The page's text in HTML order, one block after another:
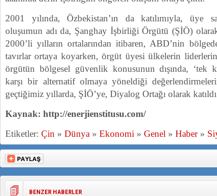
2001 yılında, Özbekistan’ın da katılımıyla, üye
oluşumun adı da, Şanghay İşbirliği Örgütü (ŞİÖ)
2000’li yılların ortalarından itibaren, ABD’nin
tavırlar ortaya koyarken, örgüt üyesi ülkelerin
örgütün bölgesel güvenlik konusunun dışında, ‘tek
karşı bir alternatif olmaya yöneldiği
geçtiğimiz yıllarda, ŞİÖ’ye, Diyalog Ortağı olarak
Kaynak: http://enerjienstitusu.com/
Etiketler: Çin » Dünya » Ekonomi » Genel » Haber»
BENZER HABERLER